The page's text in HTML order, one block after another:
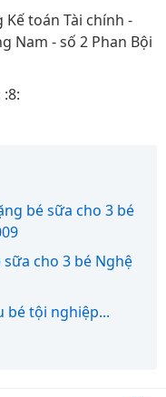
Kế toán Tài chính -
Nam - số 2 Phan Bội
bé sữa cho 3 bé
cho 3 bé Nghệ
bé tội nghiệp...